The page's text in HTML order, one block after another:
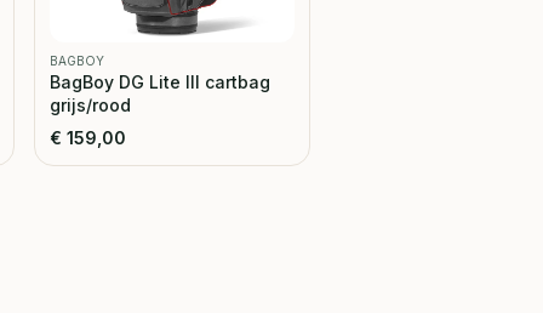
BAGBOY
BagBoy DG Lite III cartbag
grijs/rood
€ 159,00